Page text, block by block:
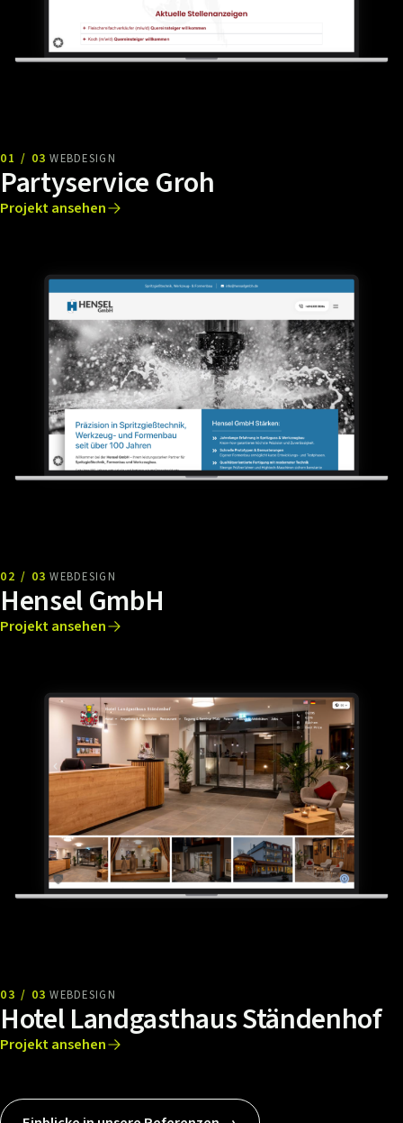
01 / 03 WEBDESIGN
Partyservice Groh
Projekt ansehen
02 / 03 WEBDESIGN
Hensel GmbH
Projekt ansehen
03 / 03 WEBDESIGN
Hotel Landgasthaus Ständenhof
Projekt ansehen